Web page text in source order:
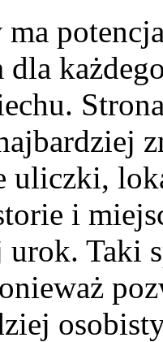
uliczki,
i
urok. Taki